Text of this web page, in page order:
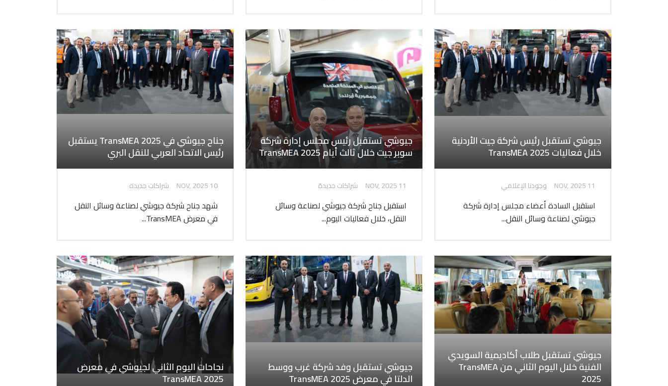
جيوشي تستقبل رئيس شركة جيت الأردنية
خلال فعاليات TransMEA 2025
11 NOV, 2025 وجودنا الإعلامي
استقبل السادة أعضاء مجلس إدارة شركة
جيوشي لصناعة وسائل النقل...
جيوشي تستقبل رئيس مجلس إدارة شركة
سوبر جيت خلال ثالث أيام TransMEA 2025
11 NOV, 2025 شراكات جديدة
استقبل جناح شركة جيوشي لصناعة وسائل
النقل، خلال فعاليات اليوم...
جناح جيوشي في TransMEA 2025 يستقبل
رئيس الاتحاد العربي للنقل البري
10 NOV, 2025 شراكات جديدة
شهد جناح شركة جيوشي لصناعة وسائل النقل
في معرض TransMEA...
جيوشي تستقبل طلاب أكاديمية السويدي
الفنية خلال اليوم الثاني من TransMEA
2025
جيوشي تستقبل وفد شركة غرب ووسط
الدلتا في معرض TransMEA 2025
نجاحات اليوم الثاني لجيوشي في معرض
TransMEA 2025